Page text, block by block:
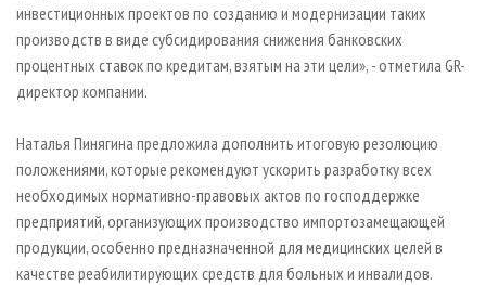
инвестиционных проектов по созданию и модернизации таких
производств в виде субсидирования снижения банковских
процентных ставок по кредитам, взятым на эти цели», - отметила GR-
директор компании.
Наталья Пинягина предложила дополнить итоговую резолюцию
положениями, которые рекомендуют ускорить разработку всех
необходимых нормативно-правовых актов по господдержке
предприятий, организующих производство импортозамещающей
продукции, особенно предназначенной для медицинских целей в
качестве реабилитирующих средств для больных и инвалидов.